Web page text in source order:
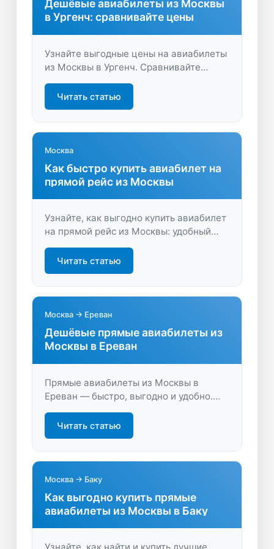
Дешёвые авиабилеты из Москвы
в Ургенч: сравнивайте цены
Узнайте выгодные цены на авиабилеты
из Москвы в Ургенч. Сравнивайте
экономьте на перелётах вместе с
LastBilet.ru.
Читать статью
Москва
Как быстро купить авиабилет на
прямой рейс из Москвы
Узнайте, как выгодно купить авиабилет
на прямой рейс из Москвы: удобный
поиск, лучшие предложения, экономия
времени. Найдите идеальный вариант и
отправляйтесь в путешествие без
Читать статью
Москва → Ереван
Дешёвые прямые авиабилеты из
Москвы в Ереван
Прямые авиабилеты из Москвы в
Ереван — быстро, выгодно и удобно.
рейс и откройте для себя Армению с
комфортом. Ищите лучшие
Читать статью
Москва → Баку
Как выгодно купить прямые
авиабилеты из Москвы в Баку